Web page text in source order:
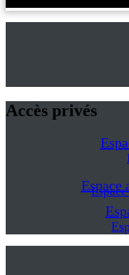
Accès privés
Espace